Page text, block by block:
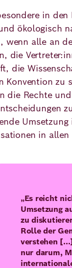
in den
ökologisch
wenn alle an
die
die
zu
die Rechte
in allen
„Es reicht
Umsetzung
zu
Rolle der
verstehen
nur darum,